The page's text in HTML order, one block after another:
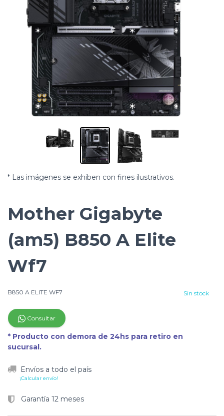
* Las imágenes se exhiben con fines ilustrativos.
Mother Gigabyte
(am5) B850 A Elite
Wf7
B850 A ELITE WF7 Sin stock
Consultar
* Producto con demora de 24hs para retiro en
sucursal.
Envíos a todo el país
¡Calcular envío!
Garantía 12 meses